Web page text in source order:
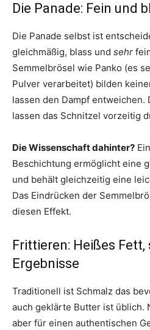
Die Panade: Fein und
Die Panade selbst ist
gleichmäßig, blass und sehr
Semmelbrösel wie Panko (es
Pulver verarbeitet) bilden
lassen den Dampf entweichen.
lassen das Schnitzel vorzeitig
Die Wissenschaft dahinter?
Beschichtung ermöglicht eine
und behält gleichzeitig eine
Das Eindrücken der
diesen Effekt.
Frittieren: Heißes Fett,
Ergebnisse
Traditionell ist Schmalz das
auch geklärte Butter ist üblich.
aber für einen authentischen